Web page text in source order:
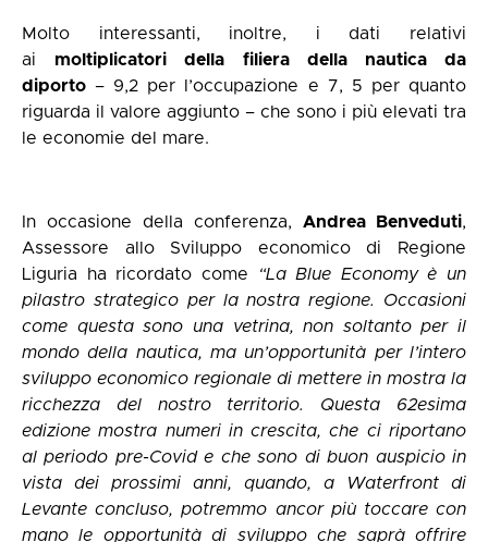
Molto interessanti, inoltre, i dati relativi
ai moltiplicatori della filiera della nautica da
diporto – 9,2 per l’occupazione e 7, 5 per quanto
riguarda il valore aggiunto – che sono i più elevati tra
le economie del mare.
In occasione della conferenza, Andrea Benveduti,
Assessore allo Sviluppo economico di Regione
Liguria ha ricordato come
“La Blue Economy è un
pilastro strategico per la nostra regione. Occasioni
come questa sono una vetrina, non soltanto per il
mondo della nautica, ma un’opportunità per l’intero
sviluppo economico regionale di mettere in mostra la
ricchezza del nostro territorio. Questa 62esima
edizione mostra numeri in crescita, che ci riportano
al periodo pre-Covid e che sono di buon auspicio in
vista dei prossimi anni, quando, a Waterfront di
Levante concluso, potremmo ancor più toccare con
mano le opportunità di sviluppo che saprà offrire